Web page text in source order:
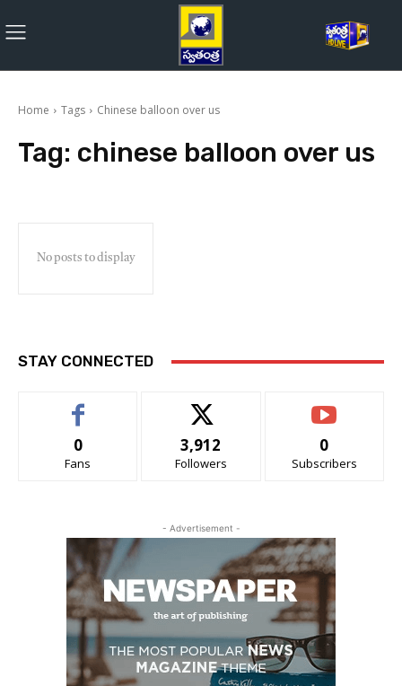
Home Tags Chinese balloon over us
Tag: chinese balloon over us
No posts to display
STAY CONNECTED
0
Fans
3,912
Followers
0
Subscribers
- Advertisement -